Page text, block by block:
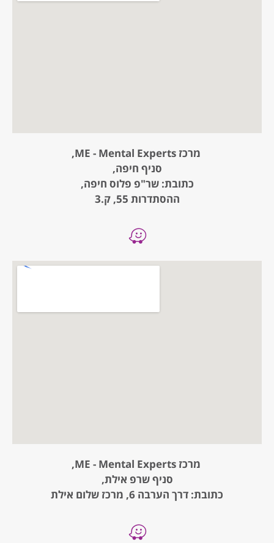
מרכז ME - Mental Experts,
סניף חיפה,
כתובת: שר"פ פלוס חיפה,
ההסתדרות 55, ק.3
מרכז ME - Mental Experts,
סניף שרפ אילת,
כתובת: דרך הערבה 6, מרכז שלום אילת